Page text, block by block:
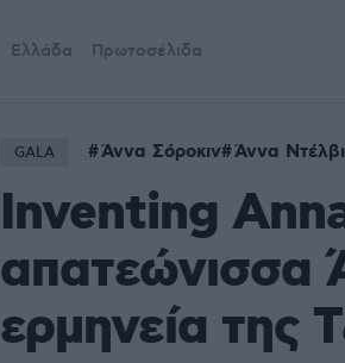
Ελλάδα Πρωτοσέλιδα
GALA Άννα Σόροκιν Άννα Ντέλβι
Inventing
απατεώνισσα
ερμηνεία της